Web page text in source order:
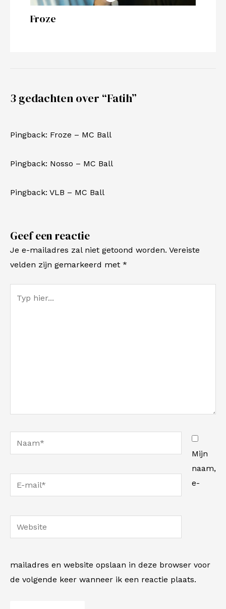
Froze
3 gedachten over “Fatih”
Pingback: Froze – MC Ball
Pingback: Nosso – MC Ball
Pingback: VLB – MC Ball
Geef een reactie
Je e-mailadres zal niet getoond worden. Vereiste
velden zijn gemarkeerd met *
hier...
mail*
Website
Mijn
naam,
e-
mailadres en website opslaan in deze browser voor
de volgende keer wanneer ik een reactie plaats.